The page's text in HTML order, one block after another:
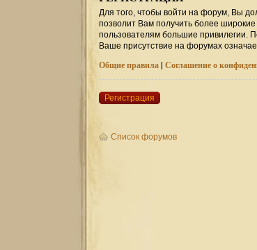
Для того, чтобы войти на форум, Вы
позволит Вам получить более
пользователям большие привилегии.
Ваше присутствие на форумах
Общие правила| Соглашение о
Регистрация
Список форумов